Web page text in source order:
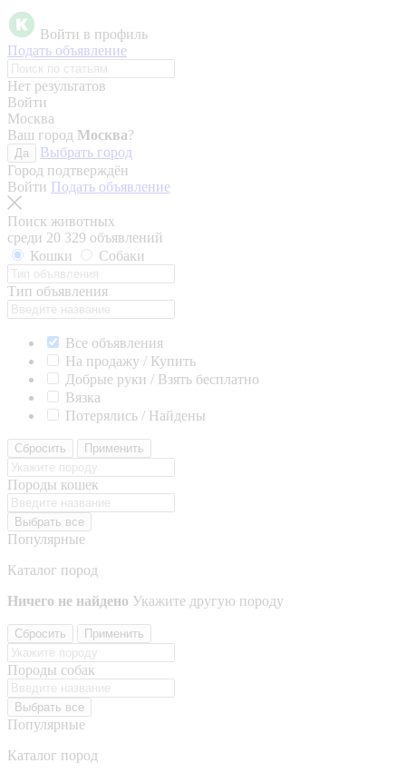
Войти в профиль
Подать объявление
Нет результатов
Войти
Москва
Ваш город Москва?
Да
Выбрать город
Город подтверждён
Войти Подать объявление
Поиск животных
среди 20 329 объявлений
Кошки
Собаки
Тип объявления
Все объявления
На продажу / Купить
Добрые руки / Взять бесплатно
Вязка
Потерялись / Найдены
Сбросить Применить
Породы кошек
Выбрать все
Популярные
Каталог пород
Ничего не найдено Укажите другую породу
Сбросить Применить
Породы собак
Выбрать все
Популярные
Каталог пород